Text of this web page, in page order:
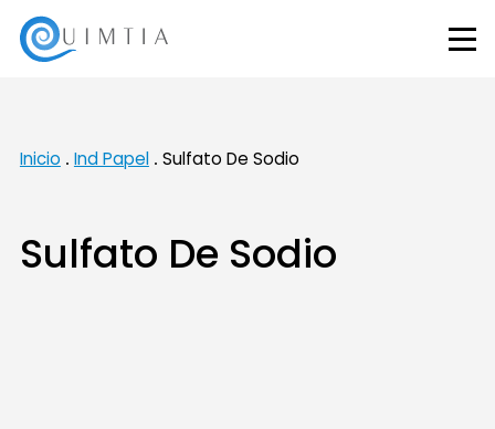
Inicio Ind Papel Sulfato De Sodio
Sulfato De Sodio